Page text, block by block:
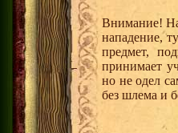
Внимание! На
нападение,
предмет,
принимает
но не одел
без шлема и